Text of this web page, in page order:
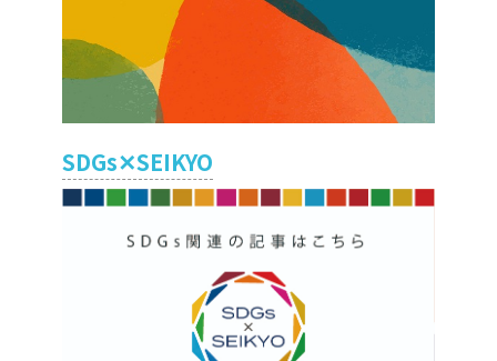
SDGs✕SEIKYO